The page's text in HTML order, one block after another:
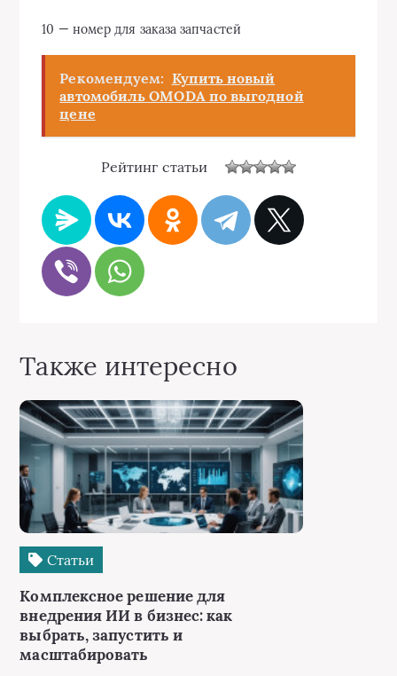
10 — номер для заказа запчастей
Рекомендуем: Купить новый
автомобиль OMODA по выгодной
цене
Рейтинг статьи
Также интересно
Статьи
Комплексное решение для
внедрения ИИ в бизнес: как
выбрать, запустить и
масштабировать